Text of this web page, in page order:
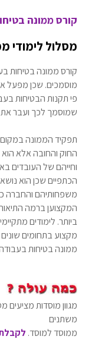
קורס ממונה
מסלול לימודי
קורס ממונה בטיחות
פי תקנות הבטיחות
שמוסמך לכך ועבר
תפקיד הממונה
החוק והחובה אלא
וחייהם של העובדים
הכתפיים שכן הוא
משפחותיהם והחברה
המקצוען ברמה
ביותר. לימודים
מקצוע בתחומים
ממונה בטיחות
מגוון מוסדות מציעים
משתנים
ממוסד למוסד.